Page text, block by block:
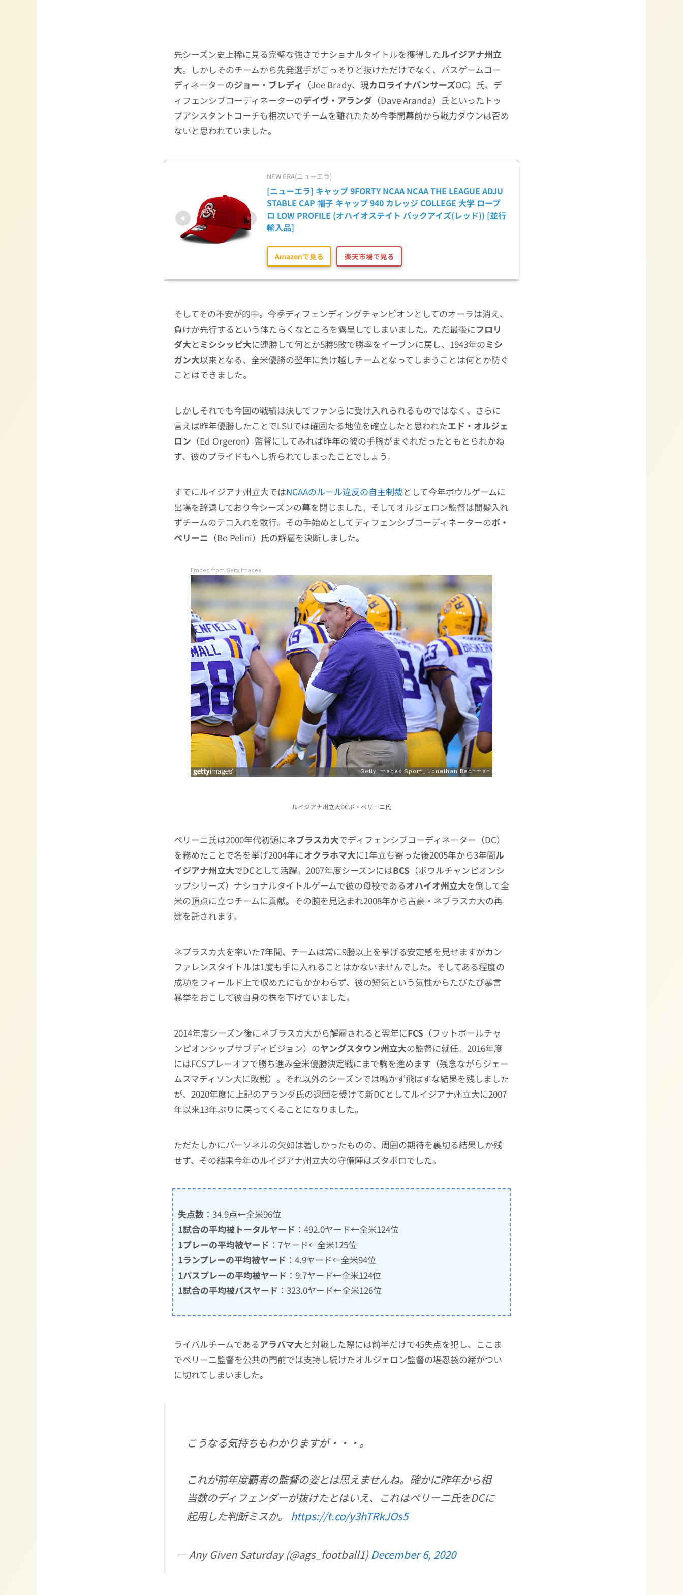
先シーズン史上稀に見る完璧な強さでナショナルタイトルを獲得したルイジアナ州立
大。しかしそのチームから先発選手がごっそりと抜けただけでなく、パスゲームコー
ディネーターのジョー・ブレディ （Joe Brady、現カロライナパンサーズOC）氏、デ
ィフェンシブコーディネーターのデイヴ・アランダ （Dave Aranda）氏といったトッ
プアシスタントコーチも相次いでチームを離れたため今季開幕前から戦力ダウンは否め
ないと思われていました。
NEW ERA(ニューエラ)
[ニューエラ] キャップ 9FORTY NCAA NCAA THE LEAGUE ADJU
STABLE CAP 帽子 キャップ 940 カレッジ COLLEGE 大学 ロープ
ロ LOW PROFILE (オハイオステイト バックアイズ(レッド)) [並行
輸入品]
Amazonで見る 楽天市場で見る
そしてその不安が的中。今季ディフェンディングチャンピオンとしてのオーラは消え、
負けが先行するという体たらくなところを露呈してしまいました。ただ最後にフロリ
ダ大とミシシッピ大に連勝して何とか5勝5敗で勝率をイーブンに戻し、1943年のミシ
ガン大以来となる、全米優勝の翌年に負け越しチームとなってしまうことは何とか防ぐ
ことはできました。
しかしそれでも今回の戦績は決してファンらに受け入れられるものではなく、さらに
言えば昨年優勝したことでLSUでは確固たる地位を確立したと思われたエド・オルジェ
ロン （Ed Orgeron）監督にしてみれば昨年の彼の手腕がまぐれだったともとられかね
ず、彼のプライドもへし折られてしまったことでしょう。
すでにルイジアナ州立大ではNCAAのルール違反の自主制裁として今年ボウルゲームに
出場を辞退しており今シーズンの幕を閉じました。そしてオルジェロン監督は間髪入れ
ずチームのテコ入れを敢行。その手始めとしてディフェンシブコーディネーターのボ・
ペリーニ （Bo Pelini）氏の解雇を決断しました。
Embed from Getty Images
ルイジアナ州立大DCボ・ペリーニ氏
ペリーニ氏は2000年代初頭にネブラスカ大でディフェンシブコーディネーター（DC）
を務めたことで名を挙げ2004年にオクラホマ大に1年立ち寄った後2005年から3年間ル
イジアナ州立大でDCとして活躍。2007年度シーズンにはBCS （ボウルチャンピオンシ
ップシリーズ）ナショナルタイトルゲームで彼の母校であるオハイオ州立大を倒して全
米の頂点に立つチームに貢献。その腕を見込まれ2008年から古豪・ネブラスカ大の再
建を託されます。
ネブラスカ大を率いた7年間、チームは常に9勝以上を挙げる安定感を見せますがカン
ファレンスタイトルは1度も手に入れることはかないませんでした。そしてある程度の
成功をフィールド上で収めたにもかかわらず、彼の短気という気性からたびたび暴言
暴挙をおこして彼自身の株を下げていました。
2014年度シーズン後にネブラスカ大から解雇されると翌年にFCS （フットボールチャ
ンピオンシップサブディビジョン）のヤングスタウン州立大の監督に就任。2016年度
にはFCSプレーオフで勝ち進み全米優勝決定戦にまで駒を進めます（残念ながらジェー
ムスマディソン大に敗戦）。それ以外のシーズンでは鳴かず飛ばずな結果を残しました
が、2020年度に上記のアランダ氏の退団を受けて新DCとしてルイジアナ州立大に2007
年以来13年ぶりに戻ってくることになりました。
ただたしかにパーソネルの欠如は著しかったものの、周囲の期待を裏切る結果しか残
せず、その結果今年のルイジアナ州立大の守備陣はズタボロでした。
失点数：34.9点←全米96位
1試合の平均被トータルヤード ：492.0ヤード←全米124位
1プレーの平均被ヤード ：7ヤード←全米125位
1ランプレーの平均被ヤード ：4.9ヤード←全米94位
1パスプレーの平均被ヤード ：9.7ヤード←全米124位
1試合の平均被パスヤード ：323.0ヤード←全米126位
ライバルチームであるアラバマ大と対戦した際には前半だけで45失点を犯し、ここま
でペリーニ監督を公共の門前では支持し続けたオルジェロン監督の堪忍袋の緒がつい
に切れてしまいました。
こうなる気持ちもわかりますが・・・。
これが前年度覇者の監督の姿とは思えませんね。確かに昨年から相
当数のディフェンダーが抜けたとはいえ、これはペリーニ氏をDCに
起用した判断ミスか。 https://t.co/y3hTRkJOs5
— Any Given Saturday (@ags_football1) December 6, 2020